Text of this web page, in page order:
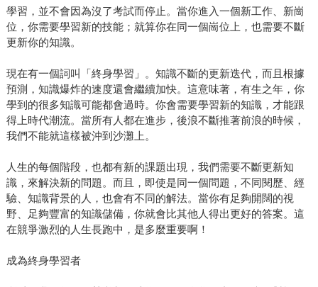
學習，並不會因為沒了考試而停止。當你進入一個新工作、新崗
位，你需要學習新的技能；就算你在同一個崗位上，也需要不斷
更新你的知識。
現在有一個詞叫「終身學習」。知識不斷的更新迭代，而且根據
預測，知識爆炸的速度還會繼續加快。這意味著，有生之年，你
學到的很多知識可能都會過時。你會需要學習新的知識，才能跟
得上時代潮流。當所有人都在進步，後浪不斷推著前浪的時候，
我們不能就這樣被沖到沙灘上。
人生的每個階段，也都有新的課題出現，我們需要不斷更新知
識，來解決新的問題。而且，即使是同一個問題，不同閱歷、經
驗、知識背景的人，也會有不同的解法。當你有足夠開闊的視
野、足夠豐富的知識儲備，你就會比其他人得出更好的答案。這
在競爭激烈的人生長跑中，是多麼重要啊！
成為終身學習者